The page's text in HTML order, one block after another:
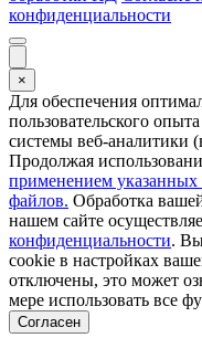
конфиденциальности
×
Для обеспечения
пользовательского
системы веб-аналитики
Продолжая
применением
файлов. Обработка
нашем сайте
конфиденциальности.
cookie в настройках
отключены, это может
мере использовать все
Согласен